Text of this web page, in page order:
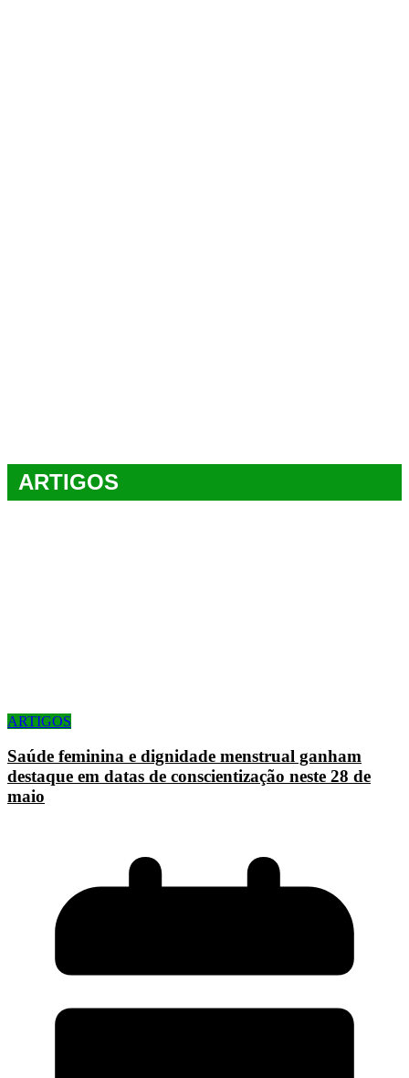
ARTIGOS
ARTIGOS
Saúde feminina e dignidade menstrual ganham
destaque em datas de conscientização neste 28 de
maio